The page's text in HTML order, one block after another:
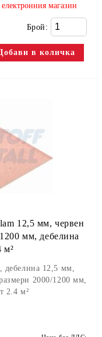
магазин
Брой:
12,5 мм, червен
мм, дебелина
м²
дебелина 12,5 мм,
2000/1200 мм,
2.4 м²